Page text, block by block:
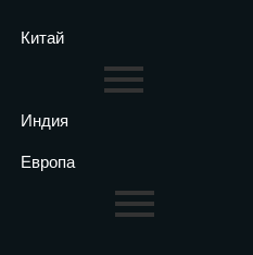
Китай
Индия
Европа